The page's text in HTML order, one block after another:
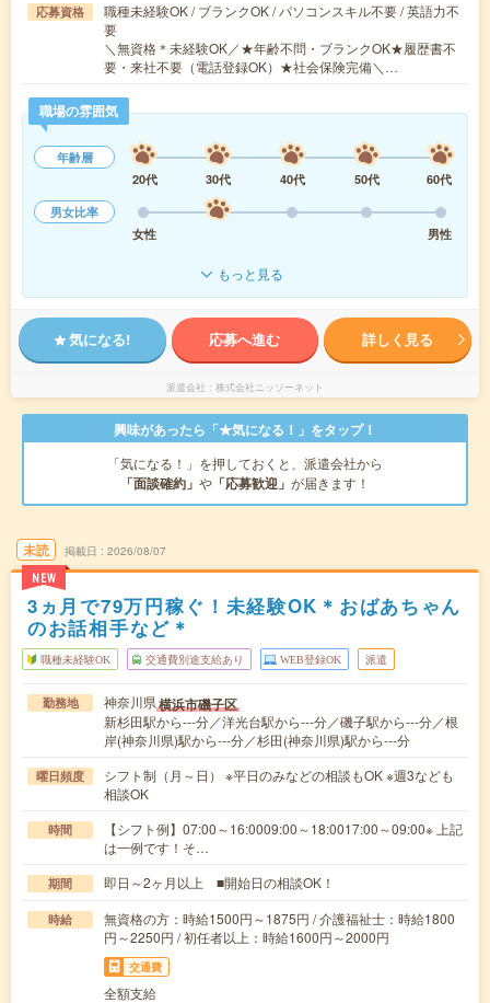
応募資格
職種未経験OK / ブランクOK / パソコンスキル不要 / 英語力不
要
＼無資格＊未経験OK／★年齢不問・ブランクOK★履歴書不
要・来社不要（電話登録OK）★社会保険完備＼…
職場の雰囲気
年齢層
20代
30代 40代 50代
60代
男女比率
女性
男性
もっと見る
気になる! 応募へ進む 詳しく見る
派遣会社 株式会社ニッソーネット
興味があったら「★気になる！」をタップ！
「気になる！」を押しておくと、派遣会社から
「面談確約」 や 「応募歓迎」 が届きます！
未読
NEW
掲載日 2026/08/07
3ヵ月で79万円稼ぐ！未経験OK＊おばあちゃん
のお話相手など＊
職種未経験OK 交通費別途支給あり WEB登録OK 派遣
勤務地 神奈川県横浜市磯子区
新杉田駅から---分／洋光台駅から---分／磯子駅から---分／根
岸(神奈川県)駅から---分／杉田(神奈川県)駅から---分
曜日頻度
シフト制（月～日） ※平日のみなどの相談もOK ※週3なども
相談OK
時間
【シフト例】07:00～16:0009:00～18:0017:00～09:00※ 上記
は一例です！そ…
期間 即日～2ヶ月以上 ■開始日の相談OK！
時給
無資格の方：時給1500円～1875円 / 介護福祉士：時給1800
円～2250円 / 初任者以上：時給1600円～2000円
交通費
全額支給